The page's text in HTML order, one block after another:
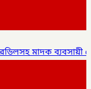
মাতৃদুগ্ধ সপ্তাহ ২০২৬